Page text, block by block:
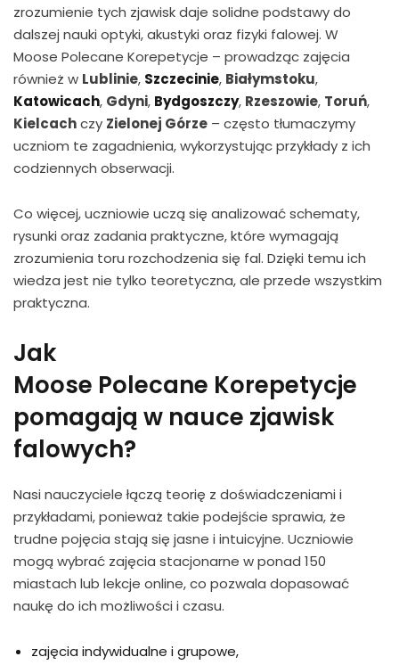
zrozumienie tych zjawisk daje solidne podstawy do
dalszej nauki optyki, akustyki oraz fizyki falowej. W
Moose Polecane Korepetycje – prowadząc zajęcia
również w Lublinie, Szczecinie, Białymstoku,
Katowicach, Gdyni, Bydgoszczy, Rzeszowie, Toruń,
Kielcachczy Zielonej Górze – często tłumaczymy
uczniom te zagadnienia, wykorzystując przykłady z ich
codziennych obserwacji.
Co więcej, uczniowie uczą się analizować schematy,
rysunki oraz zadania praktyczne, które wymagają
zrozumienia toru rozchodzenia się fal. Dzięki temu ich
wiedza jest nie tylko teoretyczna, ale przede wszystkim
praktyczna.
Jak
Moose Polecane Korepetycje
pomagają w nauce zjawisk
falowych?
Nasi nauczyciele łączą teorię z doświadczeniami i
przykładami, ponieważ takie podejście sprawia, że
trudne pojęcia stają się jasne i intuicyjne. Uczniowie
mogą wybrać zajęcia stacjonarne w ponad 150
miastach lub lekcje online, co pozwala dopasować
naukę do ich możliwości i czasu.
zajęcia indywidualne i grupowe,